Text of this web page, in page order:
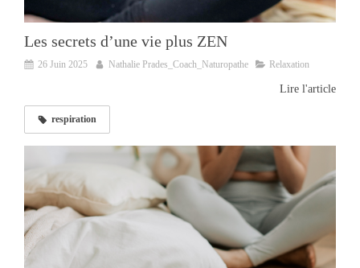
Les secrets d’une vie plus ZEN
26 Juin 2025 Nathalie Prades_Coach_Naturopathe Relaxation
Lire l'article
respiration